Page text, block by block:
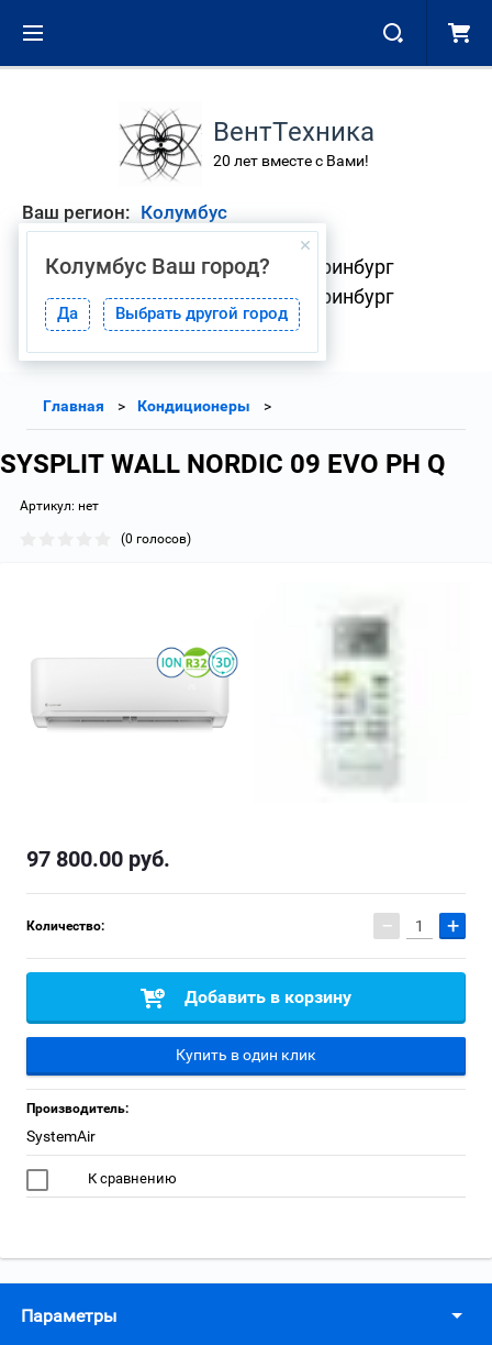
ВентТехника
20 лет вместе с Вами!
Ваш регион: Колумбус
Колумбус Ваш город?
Да Выбрать другой город
+7 (343) 268-01-08 Екатеринбург
+7 (904) 382-33-41 Екатеринбург
Главная Кондиционеры
SYSPLIT WALL NORDIC 09 EVO PH Q
Артикул: нет
(0 голосов)
97 800.00 руб.
Количество: − +
Добавить в корзину
Купить в один клик
Производитель:
SystemAir
К сравнению
Параметры